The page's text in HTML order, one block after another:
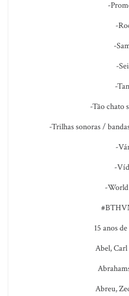
-
-
-
-
-
-Tão chato
-Trilhas sonoras /
-
-
-
15 anos
Abel,
Abreu,